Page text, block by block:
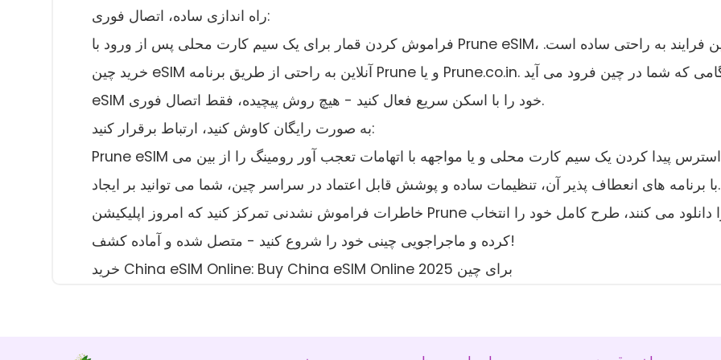
راه اندازی ساده، اتصال فوری:
فراموش کردن قمار برای یک سیم کارت محلی پس از ورود با Prune eSIM، این فرایند به راحتی ساده است.
خرید چین eSIM آنلاین به راحتی از طریق برنامه Prune و یا Prune.co.in. هنگامی که شما در چین فرود می آید،
eSIM خود را با اسکن سریع فعال کنید - هیچ روش پیچیده، فقط اتصال فوری.
به صورت رایگان کاوش کنید، ارتباط برقرار کنید:
Prune eSIM استرس پیدا کردن یک سیم کارت محلی و یا مواجهه با اتهامات تعجب آور رومینگ را از بین می
برنامه های انعطاف پذیر آن، تنظیمات ساده و پوشش قابل اعتماد در سراسر چین، شما می توانید بر ایجاد
خاطرات فراموش نشدنی تمرکز کنید که امروز اپلیکیشن Prune را دانلود می کنند، طرح کامل خود را انتخاب
کرده و ماجراجویی چینی خود را شروع کنید - متصل شده و آماده کشف!
خرید China eSIM Online: Buy China eSIM Online برای چین 2025